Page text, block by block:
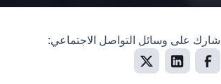
شارك على وسائل التواصل الاجتماعي: